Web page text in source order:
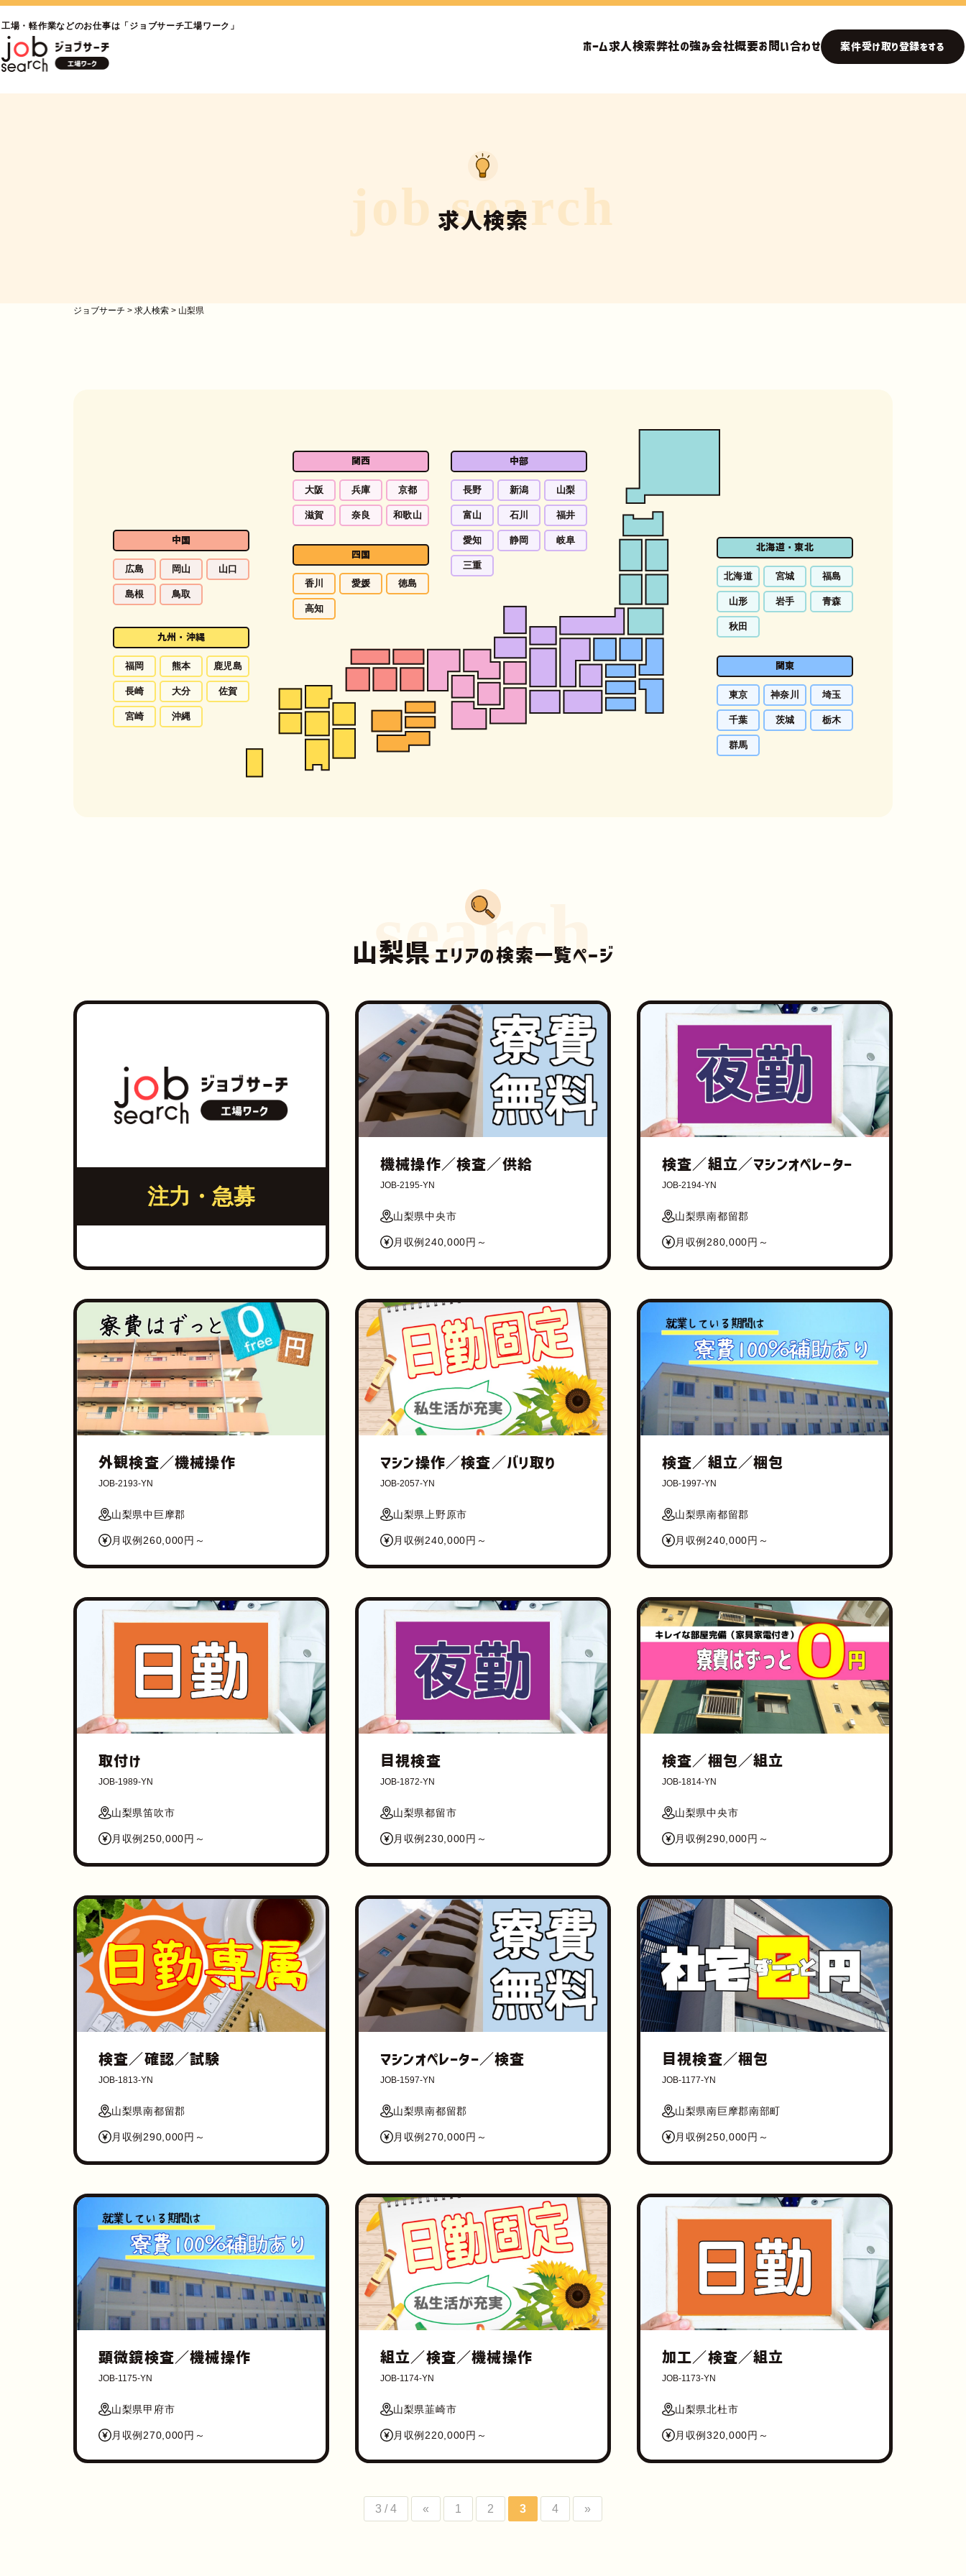
工場・軽作業などのお仕事は「ジョブサーチ工場ワーク」
ホーム求人検索弊社の強み会社概要お問い合わせ 案件受け取り登録をする
求人検索
job search
ジョブサーチ > 求人検索 > 山梨県
北海道・東北
北海道 宮城 福島
山形 岩手 青森
秋田
関東
東京 神奈川 埼玉
千葉 茨城 栃木
群馬
中部
長野 新潟 山梨
富山 石川 福井
愛知 静岡 岐阜
三重
関西
大阪 兵庫 京都
滋賀 奈良 和歌山
四国
香川 愛媛 徳島
高知
中国
広島 岡山 山口
島根 鳥取
九州・沖縄
福岡 熊本 鹿児島
長崎 大分 佐賀
宮崎 沖縄
山梨県 エリアの検索一覧ページ
search
注力・急募
機械操作／検査／供給
JOB-2195-YN
山梨県中央市
月収例240,000円～
検査／組立／マシンオペレーター
JOB-2194-YN
山梨県南都留郡
月収例280,000円～
外観検査／機械操作
JOB-2193-YN
山梨県中巨摩郡
月収例260,000円～
マシン操作／検査／バリ取り
JOB-2057-YN
山梨県上野原市
月収例240,000円～
検査／組立／梱包
JOB-1997-YN
山梨県南都留郡
月収例240,000円～
取付け
JOB-1989-YN
山梨県笛吹市
月収例250,000円～
目視検査
JOB-1872-YN
山梨県都留市
月収例230,000円～
検査／梱包／組立
JOB-1814-YN
山梨県中央市
月収例290,000円～
検査／確認／試験
JOB-1813-YN
山梨県南都留郡
月収例290,000円～
マシンオペレーター／検査
JOB-1597-YN
山梨県南都留郡
月収例270,000円～
目視検査／梱包
JOB-1177-YN
山梨県南巨摩郡南部町
月収例250,000円～
顕微鏡検査／機械操作
JOB-1175-YN
山梨県甲府市
月収例270,000円～
組立／検査／機械操作
JOB-1174-YN
山梨県韮崎市
月収例220,000円～
加工／検査／組立
JOB-1173-YN
山梨県北杜市
月収例320,000円～
3 / 4 « 1 2 3 4 »